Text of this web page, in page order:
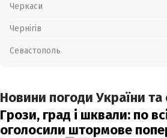
Черкаси
Чернігів
Севастополь
Новини погоди України та
Грози, град і шквали: по
оголосили штормове